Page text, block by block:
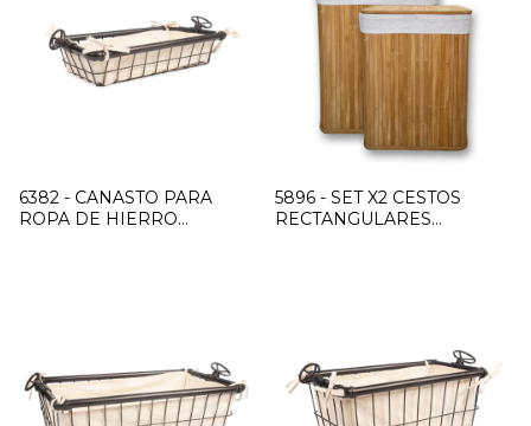
6382 - CANASTO PARA
ROPA DE HIERRO
5896 - SET X2 CESTOS
RECTANGULARES